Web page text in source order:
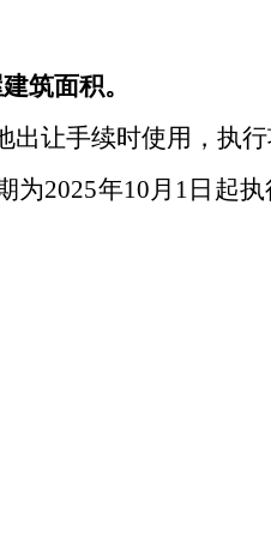
筑面积。
让手续时使用，执
为2025年10月1日起